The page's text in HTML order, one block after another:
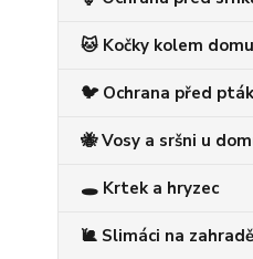
🐱 Kočky kolem domu
🐦 Ochrana před
🐝 Vosy a sršni u
🕳️ Krtek a hryzec
🐌 Slimáci na zahradě